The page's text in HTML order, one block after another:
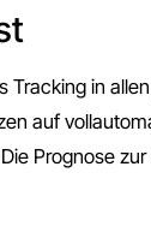
Tracking in
auf
Prognose